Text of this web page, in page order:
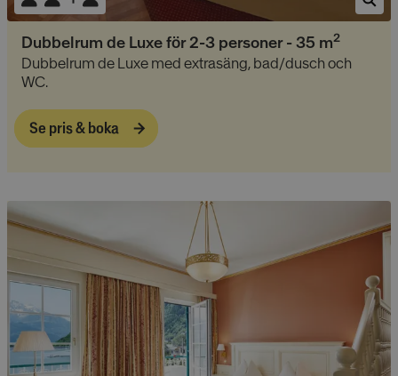
Dubbelrum de Luxe för 2-3 personer -35 m2
Dubbelrum de Luxe med extrasäng, bad/dusch och
WC.
Se pris & boka